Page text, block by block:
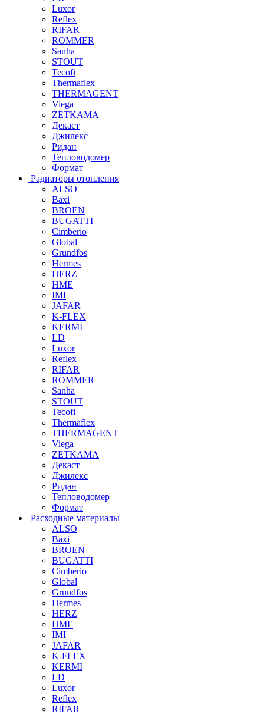
Luxor
Reflex
RIFAR
ROMMER
Sanha
STOUT
Tecofi
Thermaflex
THERMAGENT
Viega
ZETKAMA
Декаст
Джилекс
Ридан
Тепловодомер
Формат
Радиаторы отопления
ALSO
Baxi
BROEN
BUGATTI
Cimberio
Global
Grundfos
Hermes
HERZ
HME
IMI
JAFAR
K-FLEX
KERMI
LD
Luxor
Reflex
RIFAR
ROMMER
Sanha
STOUT
Tecofi
Thermaflex
THERMAGENT
Viega
ZETKAMA
Декаст
Джилекс
Ридан
Тепловодомер
Формат
Расходные материалы
ALSO
Baxi
BROEN
BUGATTI
Cimberio
Global
Grundfos
Hermes
HERZ
HME
IMI
JAFAR
K-FLEX
KERMI
LD
Luxor
Reflex
RIFAR